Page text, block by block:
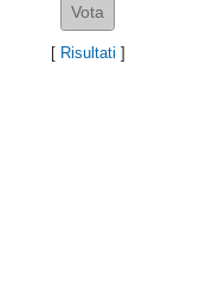
[ Risultati ]